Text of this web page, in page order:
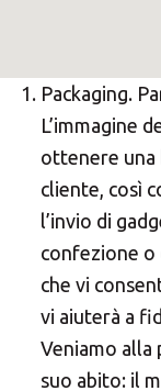
Packaging.
L’immagine
ottenere una
cliente, così
l’invio di
confezione o
che vi
vi aiuterà a
Veniamo alla
suo abito: il